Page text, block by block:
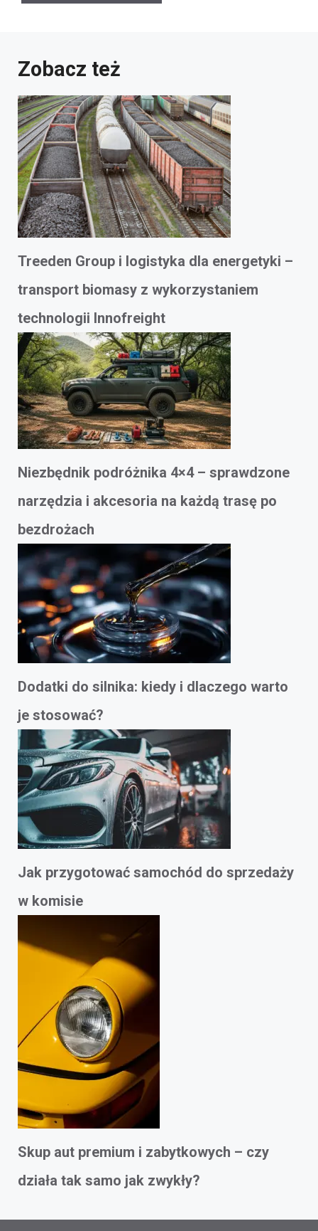
Zobacz też
Treeden Group i logistyka dla energetyki –
transport biomasy z wykorzystaniem
technologii Innofreight
Niezbędnik podróżnika 4×4 – sprawdzone
narzędzia i akcesoria na każdą trasę po
bezdrożach
Dodatki do silnika: kiedy i dlaczego warto
je stosować?
Jak przygotować samochód do sprzedaży
w komisie
Skup aut premium i zabytkowych – czy
działa tak samo jak zwykły?